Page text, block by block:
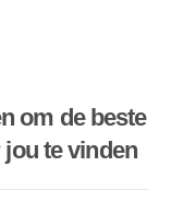
om de beste
te vinden